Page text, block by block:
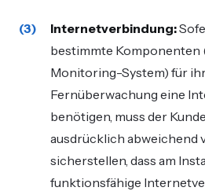
Internetverbindung:
bestimmte Komponenten
Monitoring-System) für
Fernüberwachung eine
benötigen, muss der
ausdrücklich abweichend
sicherstellen, dass am
funktionsfähige